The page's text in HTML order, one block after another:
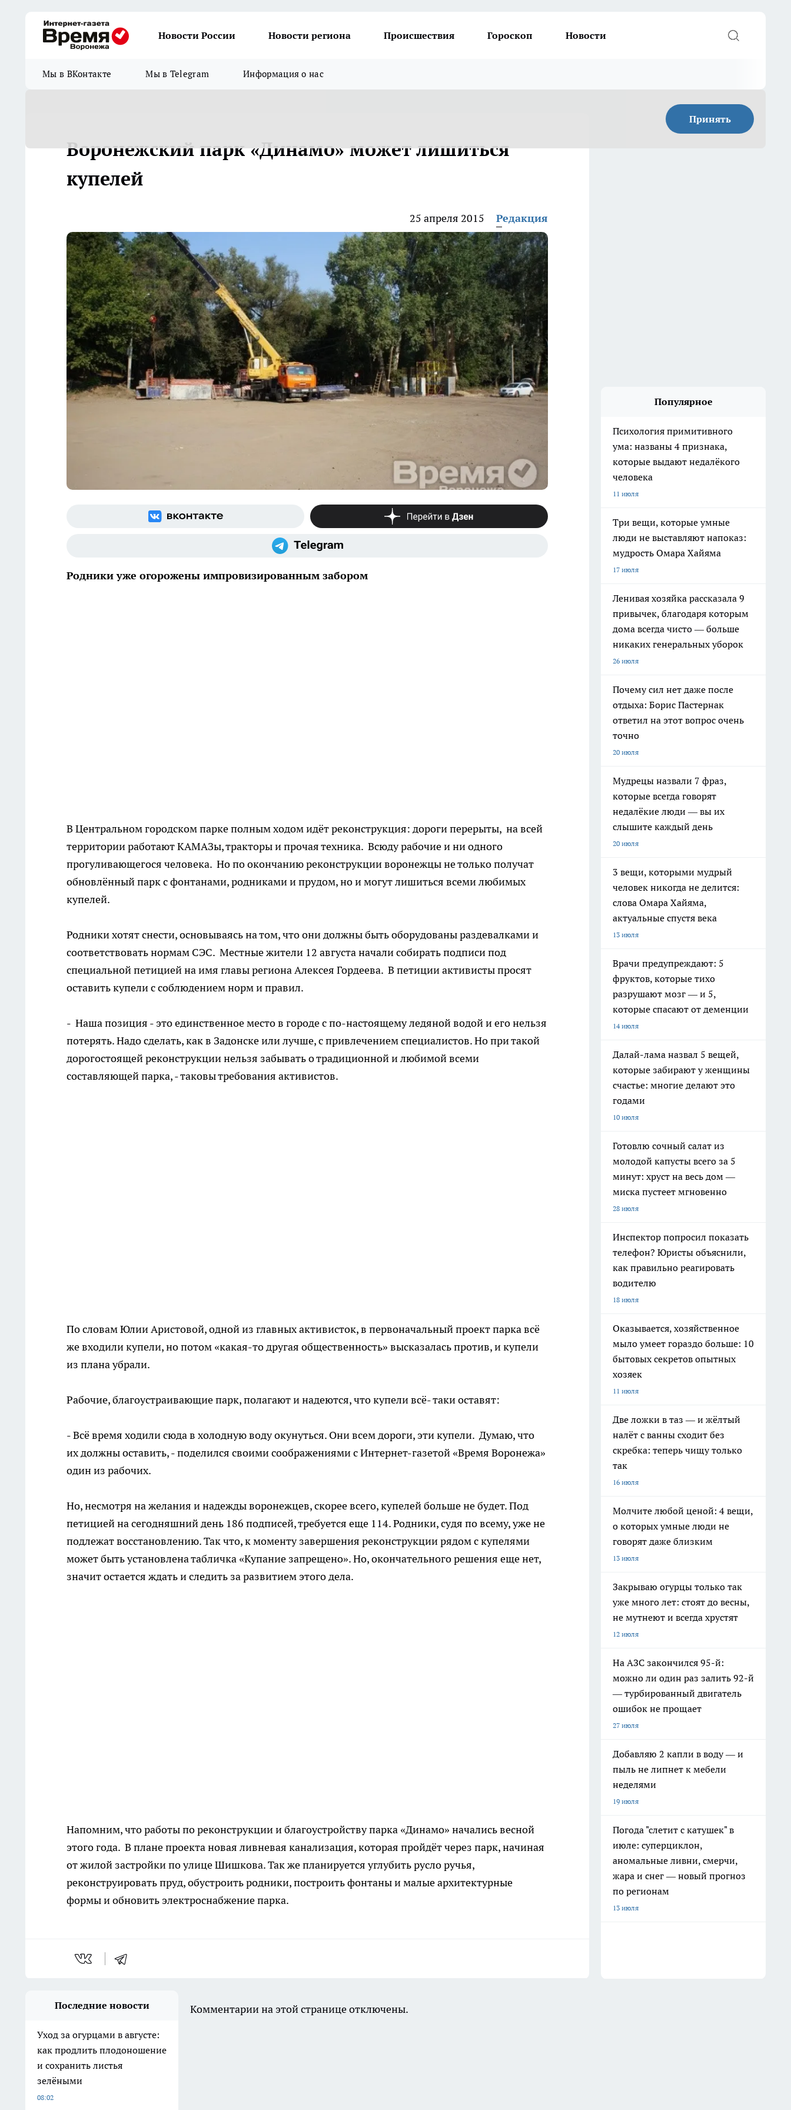
Новости России Новости региона Происшествия Гороскоп Новости
Мы в ВКонтакте Мы в Telegram Информация о нас
Принять
Воронежский парк «Динамо» может лишиться
купелей
25 апреля 2015 Редакция
Родники уже огорожены импровизированным забором
В Центральном городском парке полным ходом идёт реконструкция: дороги перерыты, на всей
территории работают КАМАЗы, тракторы и прочая техника. Всюду рабочие и ни одного
прогуливающегося человека. Но по окончанию реконструкции воронежцы не только получат
обновлённый парк с фонтанами, родниками и прудом, но и могут лишиться всеми любимых
купелей.
Родники хотят снести, основываясь на том, что они должны быть оборудованы раздевалками и
соответствовать нормам СЭС. Местные жители 12 августа начали собирать подписи под
специальной петицией на имя главы региона Алексея Гордеева. В петиции активисты просят
оставить купели с соблюдением норм и правил.
- Наша позиция - это единственное место в городе с по-настоящему ледяной водой и его нельзя
потерять. Надо сделать, как в Задонске или лучше, с привлечением специалистов. Но при такой
дорогостоящей реконструкции нельзя забывать о традиционной и любимой всеми
составляющей парка, - таковы требования активистов.
По словам Юлии Аристовой, одной из главных активисток, в первоначальный проект парка всё
же входили купели, но потом «какая-то другая общественность» высказалась против, и купели
из плана убрали.
Рабочие, благоустраивающие парк, полагают и надеются, что купели всё- таки оставят:
- Всё время ходили сюда в холодную воду окунуться. Они всем дороги, эти купели. Думаю, что
их должны оставить, - поделился своими соображениями с Интернет-газетой «Время Воронежа»
один из рабочих.
Но, несмотря на желания и надежды воронежцев, скорее всего, купелей больше не будет. Под
петицией на сегодняшний день 186 подписей, требуется еще 114. Родники, судя по всему, уже не
подлежат восстановлению. Так что, к моменту завершения реконструкции рядом с купелями
может быть установлена табличка «Купание запрещено». Но, окончательного решения еще нет,
значит остается ждать и следить за развитием этого дела.
Напомним, что работы по реконструкции и благоустройству парка «Динамо» начались весной
этого года. В плане проекта новая ливневая канализация, которая пройдёт через парк, начиная
от жилой застройки по улице Шишкова. Так же планируется углубить русло ручья,
реконструировать пруд, обустроить родники, построить фонтаны и малые архитектурные
формы и обновить электроснабжение парка.
Популярное
Психология примитивного
ума: названы 4 признака,
которые выдают недалёкого
человека
11 июля
Три вещи, которые умные
люди не выставляют напоказ:
мудрость Омара Хайяма
17 июля
Ленивая хозяйка рассказала 9
привычек, благодаря которым
дома всегда чисто — больше
никаких генеральных уборок
26 июля
Почему сил нет даже после
отдыха: Борис Пастернак
ответил на этот вопрос очень
точно
20 июля
Мудрецы назвали 7 фраз,
которые всегда говорят
недалёкие люди — вы их
слышите каждый день
20 июля
3 вещи, которыми мудрый
человек никогда не делится:
слова Омара Хайяма,
актуальные спустя века
13 июля
Врачи предупреждают: 5
фруктов, которые тихо
разрушают мозг — и 5,
которые спасают от деменции
14 июля
Далай-лама назвал 5 вещей,
которые забирают у женщины
счастье: многие делают это
годами
10 июля
Готовлю сочный салат из
молодой капусты всего за 5
минут: хруст на весь дом —
миска пустеет мгновенно
28 июля
Инспектор попросил показать
телефон? Юристы объяснили,
как правильно реагировать
водителю
18 июля
Оказывается, хозяйственное
мыло умеет гораздо больше: 10
бытовых секретов опытных
хозяек
11 июля
Две ложки в таз — и жёлтый
налёт с ванны сходит без
скребка: теперь чищу только
так
16 июля
Молчите любой ценой: 4 вещи,
о которых умные люди не
говорят даже близким
13 июля
Закрываю огурцы только так
уже много лет: стоят до весны,
не мутнеют и всегда хрустят
12 июля
На АЗС закончился 95-й:
можно ли один раз залить 92-й
— турбированный двигатель
ошибок не прощает
27 июля
Добавляю 2 капли в воду — и
пыль не липнет к мебели
неделями
19 июля
Погода "слетит с катушек" в
июле: суперциклон,
аномальные ливни, смерчи,
жара и снег — новый прогноз
по регионам
13 июля
Последние новости
Уход за огурцами в августе:
как продлить плодоношение
и сохранить листья
зелёными
08:02
Комментарии на этой странице отключены.